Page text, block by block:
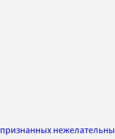
признанных